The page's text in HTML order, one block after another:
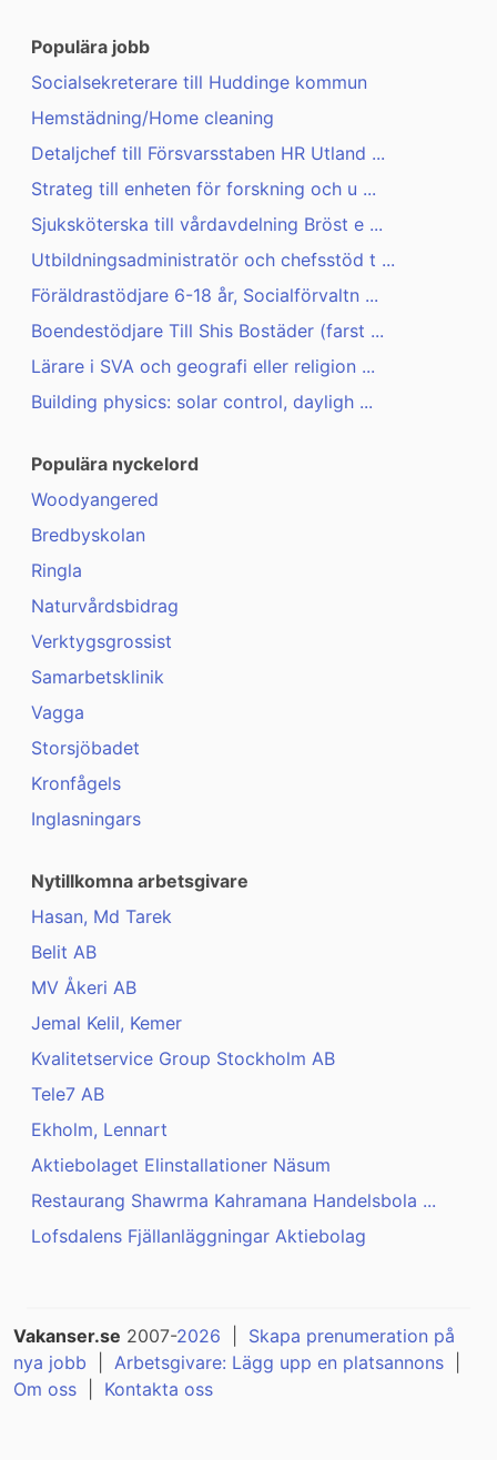
Populära jobb
Socialsekreterare till Huddinge kommun
Hemstädning/Home cleaning
Detaljchef till Försvarsstaben HR Utland ...
Strateg till enheten för forskning och u ...
Sjuksköterska till vårdavdelning Bröst e ...
Utbildningsadministratör och chefsstöd t ...
Föräldrastödjare 6-18 år, Socialförvaltn ...
Boendestödjare Till Shis Bostäder (farst ...
Lärare i SVA och geografi eller religion ...
Building physics: solar control, dayligh ...
Populära nyckelord
Woodyangered
Bredbyskolan
Ringla
Naturvårdsbidrag
Verktygsgrossist
Samarbetsklinik
Vagga
Storsjöbadet
Kronfågels
Inglasningars
Nytillkomna arbetsgivare
Hasan, Md Tarek
Belit AB
MV Åkeri AB
Jemal Kelil, Kemer
Kvalitetservice Group Stockholm AB
Tele7 AB
Ekholm, Lennart
Aktiebolaget Elinstallationer Näsum
Restaurang Shawrma Kahramana Handelsbola ...
Lofsdalens Fjällanläggningar Aktiebolag
Vakanser.se 2007-2026
Skapa prenumeration på
nya jobb
Arbetsgivare: Lägg upp en platsannons
Om oss
Kontakta oss